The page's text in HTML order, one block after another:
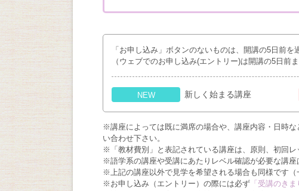
「お申し込み」ボタンのないものは、開講の5日前
（ウェブでのお申し込み(エントリー)は開講の5日前
NEW 新しく始まる講座
※講座によっては既に満席の場合や、講座内容・日時
い合わせ下さい。
※「教材費別」と表記されている講座は、原則、初回レ
※語学系の講座や受講にあたりレベル確認が必要な講
※上記の講座以外で見学を希望される場合も同様です（
※お申し込み（エントリー）の際には必ず 「受講のきま